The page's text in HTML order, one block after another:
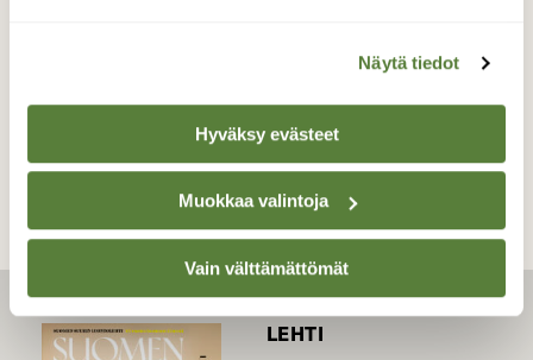
Näytä tiedot
Hyväksy evästeet
Muokkaa valintoja
Vain välttämättömät
TAKAISIN LISTAAN
LEHTI